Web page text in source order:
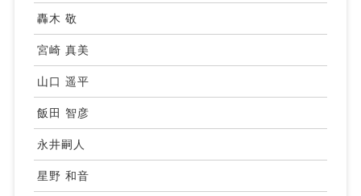
轟木 敬
宮崎 真美
山口 遥平
飯田 智彦
永井嗣人
星野 和音